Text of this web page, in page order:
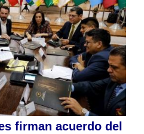
firman acuerdo del